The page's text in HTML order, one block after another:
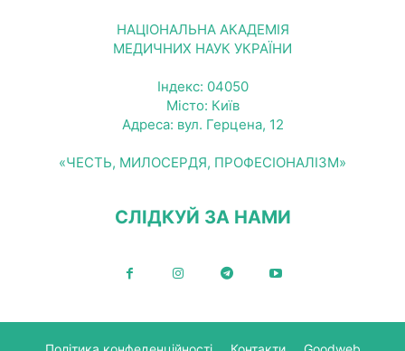
НАЦІОНАЛЬНА АКАДЕМІЯ
МЕДИЧНИХ НАУК УКРАЇНИ
Індекс: 04050
Місто: Київ
Адреса: вул. Герцена, 12
«ЧЕСТЬ, МИЛОСЕРДЯ, ПРОФЕСІОНАЛІЗМ»
СЛІДКУЙ ЗА НАМИ